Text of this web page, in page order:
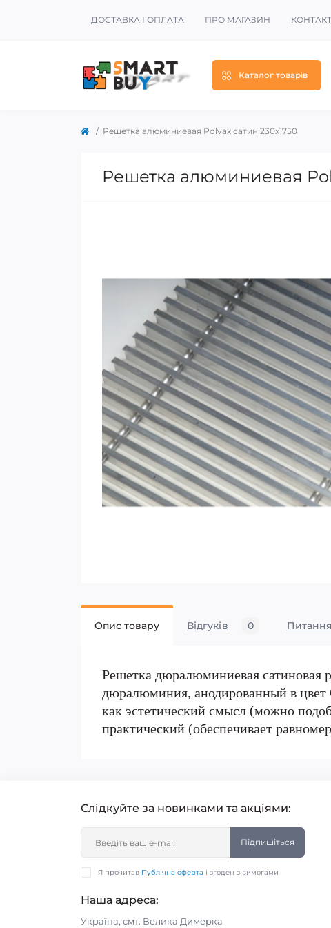
ДОСТАВКА І ОПЛАТА ПРО МАГАЗИН
Каталог товарів
Решетка алюминиевая Polvax сатин 230х1750
Решетка алюминиевая
Опис товару Відгуків 0 Питання
Решетка дюралюминиевая сатиновая
дюралюминия, анодированный в цвет
как эстетический смысл (можно
практический (обеспечивает
Слідкуйте за новинками та акціями:
Підпишіться
Я прочитав Публічна оферта і згоден з вимогами
Наша адреса:
Україна, смт. Велика Димерка